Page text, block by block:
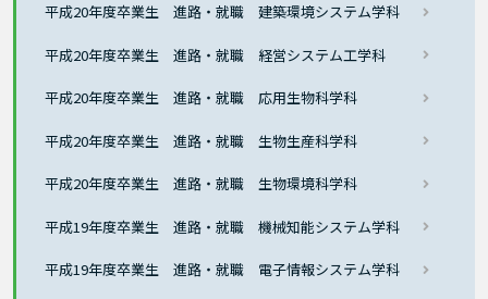
平成20年度卒業生 進路・就職 建築環境システム学科
平成20年度卒業生 進路・就職 経営システム工学科
平成20年度卒業生 進路・就職 応用生物科学科
平成20年度卒業生 進路・就職 生物生産科学科
平成20年度卒業生 進路・就職 生物環境科学科
平成19年度卒業生 進路・就職 機械知能システム学科
平成19年度卒業生 進路・就職 電子情報システム学科